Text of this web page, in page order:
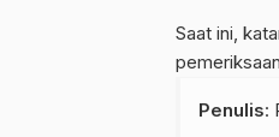
Saat ini,
Penulis: